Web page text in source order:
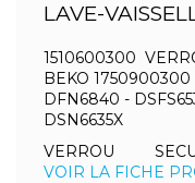
LAVE-
1510600300
BEKO 1750900300
DFN6840 -
DSN6635X
VERROU
VOIR LA FICHE